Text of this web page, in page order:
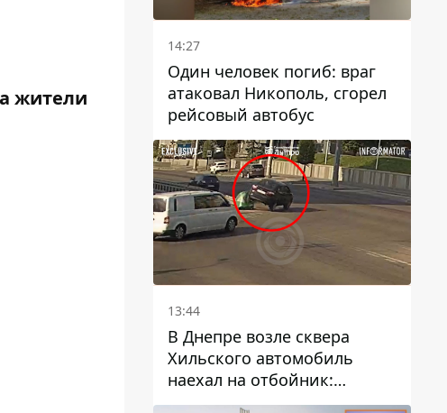
жители
14:27
Один человек погиб: враг
атаковал Никополь, сгорел
рейсовый автобус
13:44
В Днепре возле сквера
Хильского автомобиль
наехал на отбойник:
момент происшествия